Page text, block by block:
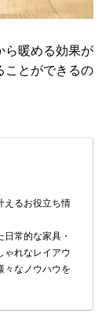
ら暖める効果が
ことができるの
えるお役立ち情
常的な家具・
ゃれなレイアウ
々なノウハウを